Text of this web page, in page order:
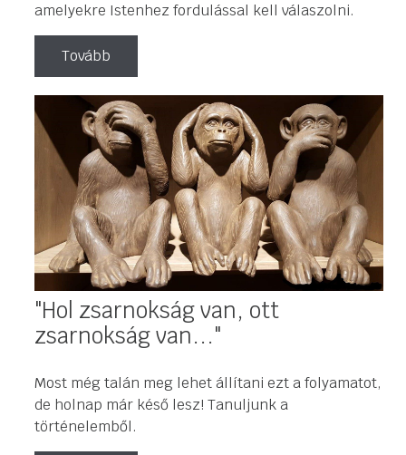
amelyekre Istenhez fordulással kell válaszolni.
Tovább
"Hol zsarnokság van, ott
zsarnokság van..."
Most még talán meg lehet állítani ezt a folyamatot,
de holnap már késő lesz! Tanuljunk a
történelemből.